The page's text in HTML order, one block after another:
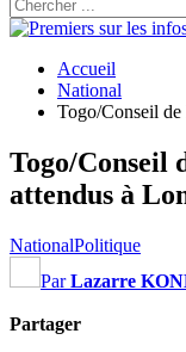
Accueil
National
Togo/Conseil de
Togo/Conseil
attendus à
NationalPolitique
ParLazarre
Partager